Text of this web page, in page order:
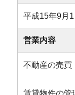
平成15年9月1
営業内容
不動産の売
賃貸物件の